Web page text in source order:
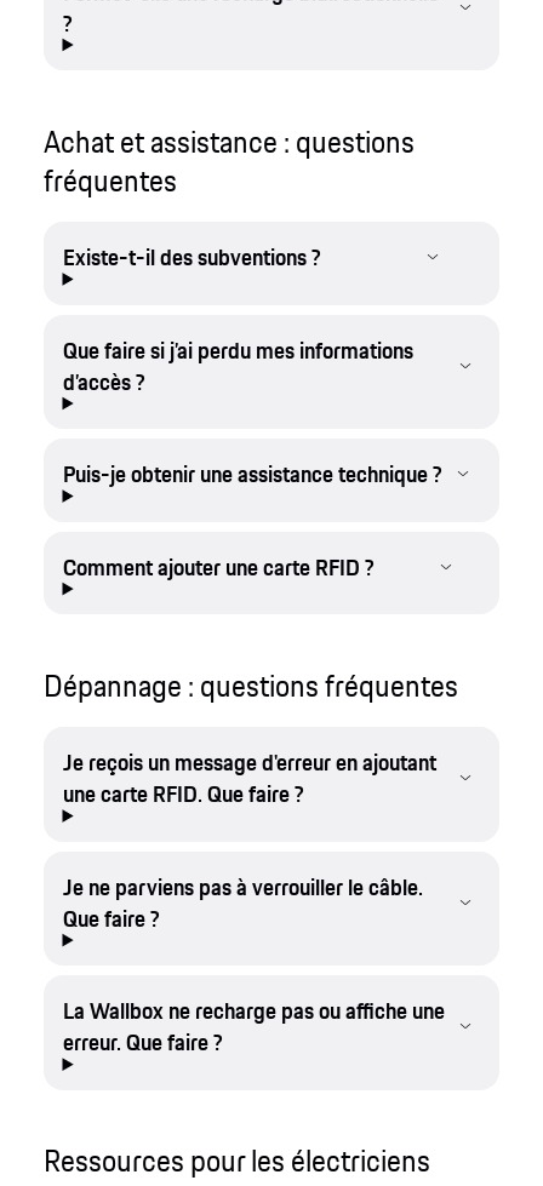
?
Achat et assistance : questions
fréquentes
Existe-t-il des subventions ?
Que faire si j’ai perdu mes informations
d’accès ?
Puis-je obtenir une assistance technique ?
Comment ajouter une carte RFID ?
Dépannage : questions fréquentes
Je reçois un message d'erreur en ajoutant
une carte RFID. Que faire ?
Je ne parviens pas à verrouiller le câble.
Que faire ?
La Wallbox ne recharge pas ou affiche une
erreur. Que faire ?
Ressources pour les électriciens